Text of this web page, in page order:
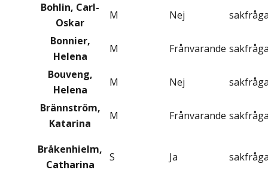
Bohlin, Carl-
Oskar
M Nej
Bonnier,
Helena
M Frånvarande
Bouveng,
Helena
M Nej
Brännström,
Katarina
M Frånvarande
Bråkenhielm,
Catharina
S Ja